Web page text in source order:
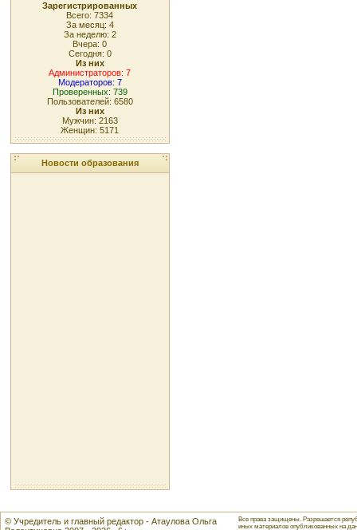
Зарегистрированных
Всего: 7334
За месяц: 4
За неделю: 2
Вчера: 0
Сегодня: 0
Из них
Администраторов: 7
Модераторов: 7
Проверенных: 739
Пользователей: 6580
Из них
Мужчин: 2163
Женщин: 5171
Новости образования
© Учредитель и главный редактор - Атаулова Ольга
Все права защищены. Разрешается
иных материалов опубликованных на